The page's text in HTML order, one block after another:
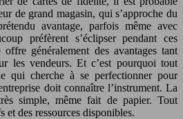
de grand magasin, qui s’approche du
avantage, parfois même avec
préfèrent s’éclipser pendant ces
généralement des avantages tant
les vendeurs. Et c’est pourquoi tout
qui cherche à se perfectionner pour
doit connaître l’instrument. La
simple, même fait de papier. Tout
et des ressources disponibles.